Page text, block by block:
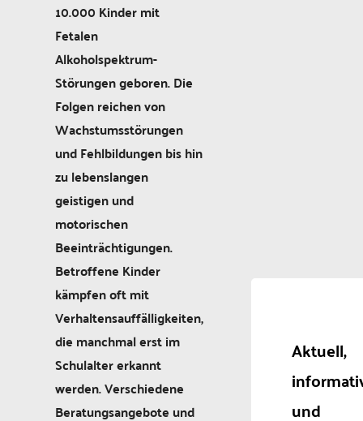
10.000 Kinder mit
Fetalen
Alkoholspektrum-
Störungen geboren. Die
Folgen reichen von
Wachstumsstörungen
und Fehlbildungen bis hin
zu lebenslangen
geistigen und
motorischen
Beeinträchtigungen.
Betroffene Kinder
kämpfen oft mit
Verhaltensauffälligkeiten,
die manchmal erst im
Schulalter erkannt
werden. Verschiedene
Beratungsangebote und
Aktuell,
und